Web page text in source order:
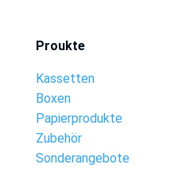
Proukte
Kassetten
Boxen
Papierprodukte
Zubehör
Sonderangebote